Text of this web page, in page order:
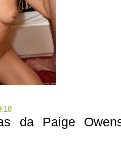
da Paige